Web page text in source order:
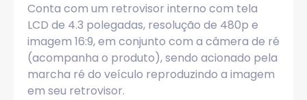
Conta com um retrovisor interno com tela
LCD de 4.3 polegadas, resolução de 480p e
imagem 16:9, em conjunto com a câmera de ré
(acompanha o produto), sendo acionado pela
marcha ré do veículo reproduzindo a imagem
em seu retrovisor.